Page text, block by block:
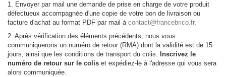
1. Envoyer par mail une demande de prise en charge de votre produit
défectueux accompagnée d'une copie de votre bon de livraison ou
facture d'achat au format PDF par mail à contact@francebrico.fr.
2. Après vérification des éléments précédents, nous vous
communiquerons un numéro de retour (RMA) dont la validité est de 15
jours, ainsi que les conditions de transport du colis. Inscrivez le
numéro de retour sur le colis et expédiez-le à l'adresse qui vous sera
alors communiquée.